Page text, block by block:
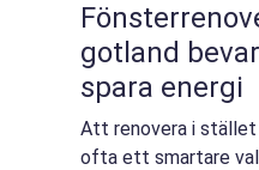
gotland bevara huset och
spara energi
Att renovera i
ofta ett smartare val